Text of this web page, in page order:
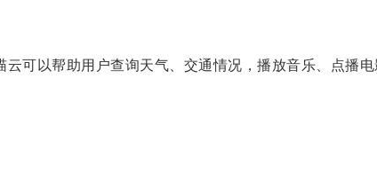
以帮助用户查询天气、交通情况，播放音乐、点播电